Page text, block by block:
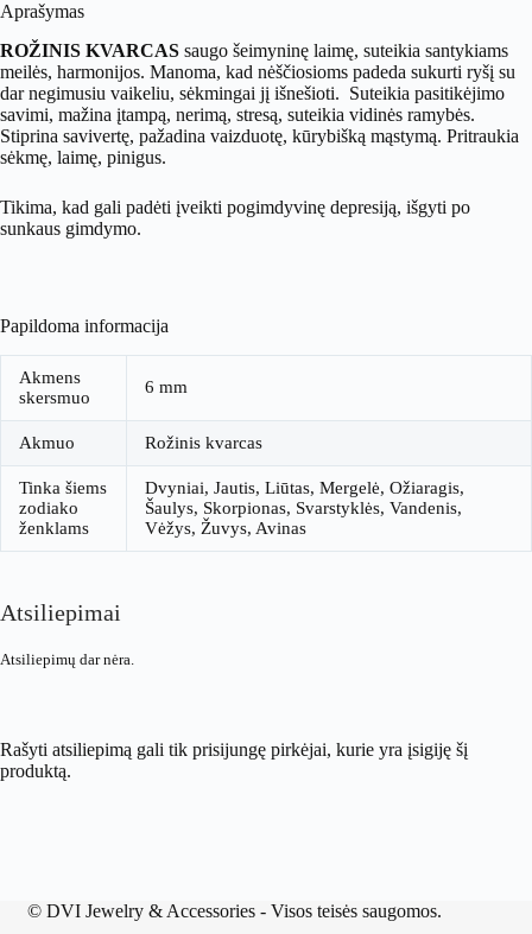
Aprašymas
ROŽINIS KVARCAS saugo šeimyninę laimę, suteikia santykiams
meilės, harmonijos. Manoma, kad nėščiosioms padeda sukurti ryšį su
dar negimusiu vaikeliu, sėkmingai jį išnešioti. Suteikia pasitikėjimo
savimi, mažina įtampą, nerimą, stresą, suteikia vidinės ramybės.
Stiprina savivertę, pažadina vaizduotę, kūrybišką mąstymą. Pritraukia
sėkmę, laimę, pinigus.
Tikima, kad gali padėti įveikti pogimdyvinę depresiją, išgyti po
sunkaus gimdymo.
Papildoma informacija
Akmens
skersmuo
6 mm
Akmuo Rožinis kvarcas
Tinka šiems
zodiako
ženklams
Dvyniai, Jautis, Liūtas, Mergelė, Ožiaragis,
Šaulys, Skorpionas, Svarstyklės, Vandenis,
Vėžys, Žuvys, Avinas
Atsiliepimai
Atsiliepimų dar nėra.
Rašyti atsiliepimą gali tik prisijungę pirkėjai, kurie yra įsigiję šį
produktą.
© DVI Jewelry & Accessories- Visos teisės saugomos.